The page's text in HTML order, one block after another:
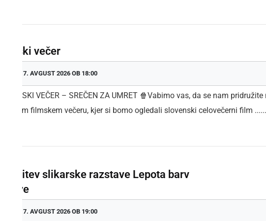
Filmski večer
PETEK, 7. AVGUST 2026 OB 18:00
🎬 FILMSKI VEČER – SREČEN ZA UMRET 🍿Vabimo vas, da se nam pridružite
prijetnem filmskem večeru, kjer si bomo ogledali slovenski celovečerni film ......
Otvoritev slikarske razstave Lepota barv
narave
PETEK, 7. AVGUST 2026 OB 19:00